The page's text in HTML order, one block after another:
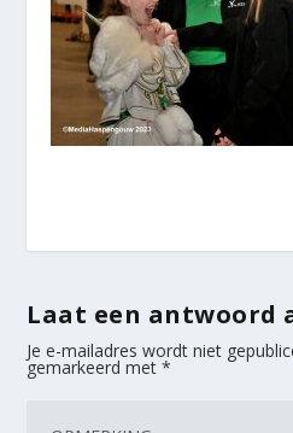
Laat een antwoord
Je e-mailadres wordt niet
gemarkeerd met*